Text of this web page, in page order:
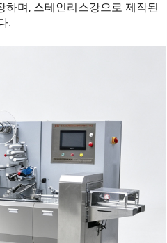
며, 스테인리스강으로 제작된
.